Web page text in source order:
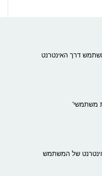
דרך האינטרנט
משתמשי'
של המשתמש